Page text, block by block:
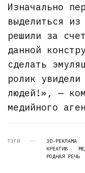
Изначально
выделиться
решили за
данной
сделать
ролик
людей!», —
медийного
ТЭГИ 3D-РЕКЛАМА
КРЕАТИВ
РОДНАЯ РЕЧЬ